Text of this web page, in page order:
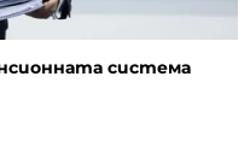
система